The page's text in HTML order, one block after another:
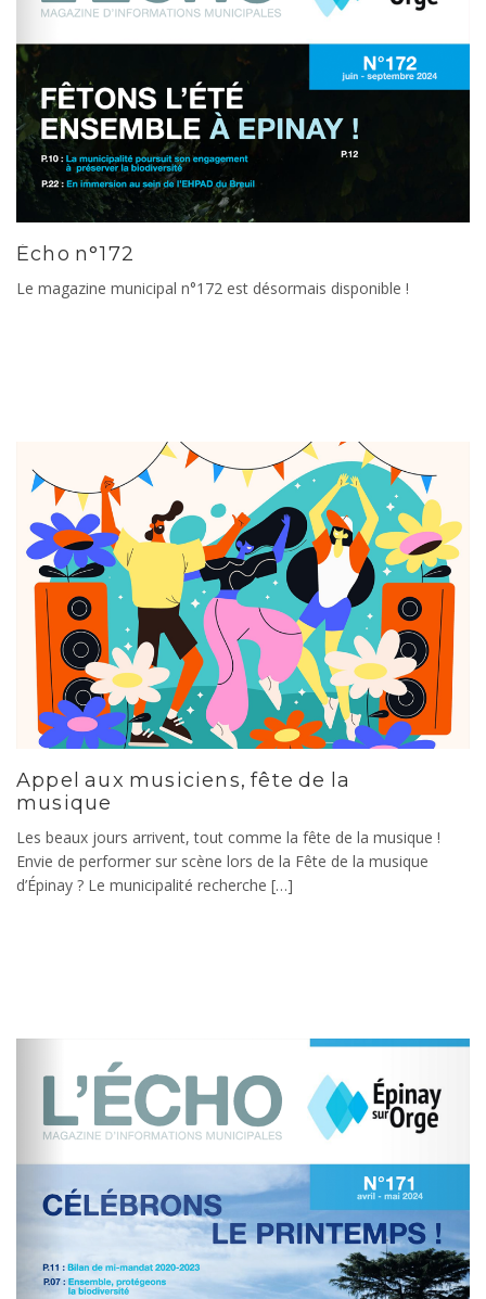
Écho n°172
Le magazine municipal n°172 est désormais disponible !
Appel aux musiciens, fête de la
musique
Les beaux jours arrivent, tout comme la fête de la musique !
Envie de performer sur scène lors de la Fête de la musique
d’Épinay ? Le municipalité recherche […]